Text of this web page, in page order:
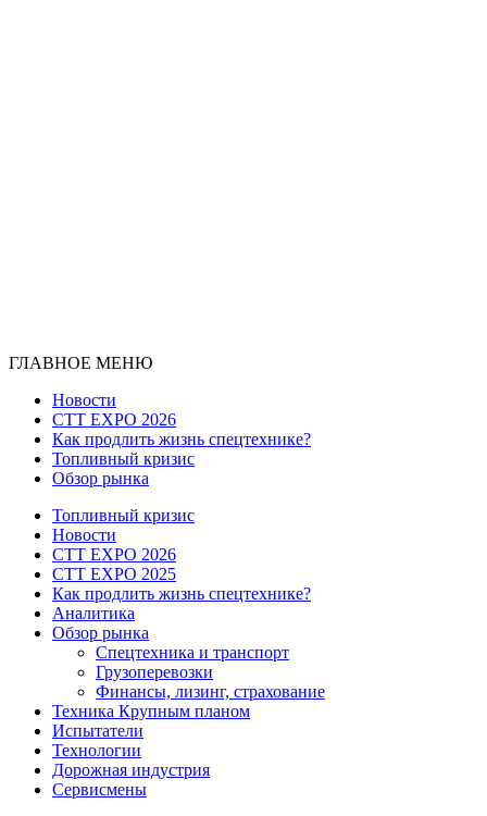
ГЛАВНОЕ МЕНЮ
Новости
CTT EXPO 2026
Как продлить жизнь спецтехнике?
Топливный кризис
Обзор рынка
Топливный кризис
Новости
CTT EXPO 2026
CTT EXPO 2025
Как продлить жизнь спецтехнике?
Аналитика
Обзор рынка
Спецтехника и транспорт
Грузоперевозки
Финансы, лизинг, страхование
Техника Крупным планом
Испытатели
Технологии
Дорожная индустрия
Сервисмены